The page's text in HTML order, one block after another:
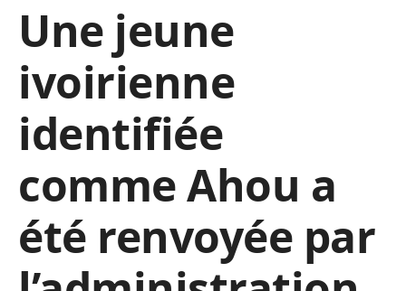
Une jeune
ivoirienne
identifiée
comme Ahou a
été renvoyée par